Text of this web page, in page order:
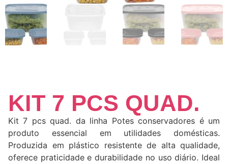
KIT 7 PCS QUAD.
Kit 7 pcs quad. da linha Potes conservadores é um
produto essencial em utilidades domésticas.
Produzida em plástico resistente de alta qualidade,
oferece praticidade e durabilidade no uso diário. Ideal